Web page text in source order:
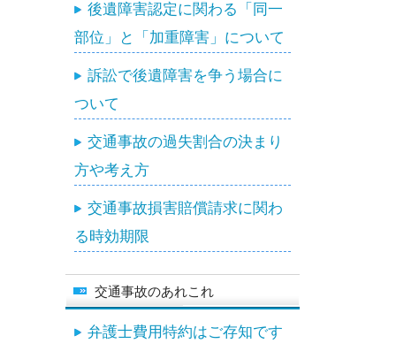
後遺障害認定に関わる「同一
部位」と「加重障害」について
訴訟で後遺障害を争う場合に
ついて
交通事故の過失割合の決まり
方や考え方
交通事故損害賠償請求に関わ
る時効期限
交通事故のあれこれ
弁護士費用特約はご存知です